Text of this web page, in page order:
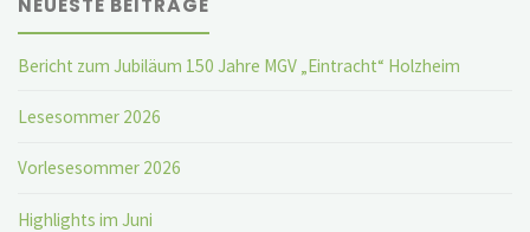
NEUESTE BEITRÄGE
Bericht zum Jubiläum 150 Jahre MGV „Eintracht“ Holzheim
Lesesommer 2026
Vorlesesommer 2026
Highlights im Juni